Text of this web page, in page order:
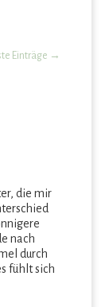
Einträge →
die mir
nach
durch
fühlt sich